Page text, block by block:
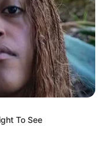
To See